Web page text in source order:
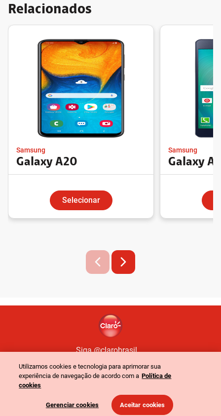
Relacionados
Samsung
Galaxy A5
Selecionar
Samsung
Galaxy
Siga @clarobrasil
Claro. Todos os direitos reservados-
CNPJ: 40.432.544/0001-47-
Rua Henri Dunant, 780 - São Paulo - SP
Utilizamos cookies e tecnologia para aprimorar sua
experiência de navegação de acordo com a Política de
cookies
Gerenciar cookies Aceitar cookies